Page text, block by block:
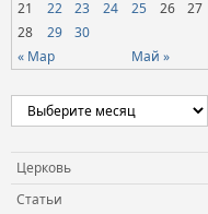
« Мар Май »
21
22 23 24 25 26
27
28
29 30
Церковь
Статьи